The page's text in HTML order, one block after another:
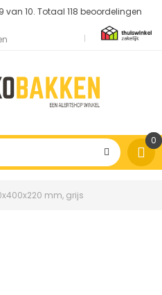
9 van 10. Totaal 118 beoordelingen
0
mm, grijs